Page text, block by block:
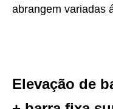
abrangem variadas
Elevação de